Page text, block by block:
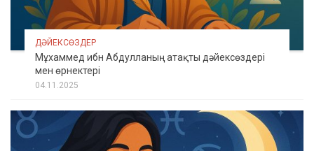
ДӘЙЕКСӨЗДЕР
Мұхаммед ибн Абдулланың атақты дәйексөздері
мен өрнектері
04.11.2025